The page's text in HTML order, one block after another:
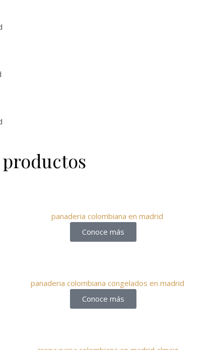
Conoce más
Conoce más